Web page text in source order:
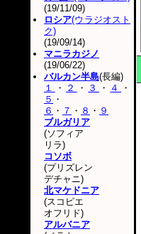
(19/11/09)
ロシア(ウラジオスト
ク)
(19/09/14)
マニラカジノ
(19/06/22)
バルカン半島(長編)
１
・ ２ ・ ３ ・ ４
・
５ ・
６ ・ ７ ・ ８ ・ ９
ブルガリア
(ソフィア
リラ)
コソボ
(プリズレン
デチャニ)
北マケドニア
(スコピエ
オフリド)
アルバニア